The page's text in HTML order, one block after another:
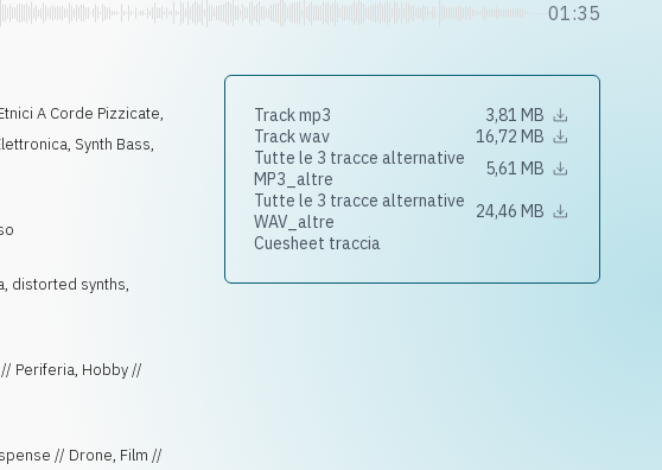
01:35
A Corde Pizzicate,
, Synth Bass,
distorted synths,
Periferia, Hobby //
// Drone, Film //
Track mp3
3,81 MB
Track wav
16,72 MB
Tutte le 3 tracce alternative
MP3_altre
5,61 MB
Tutte le 3 tracce alternative
WAV_altre
24,46 MB
Cuesheet traccia